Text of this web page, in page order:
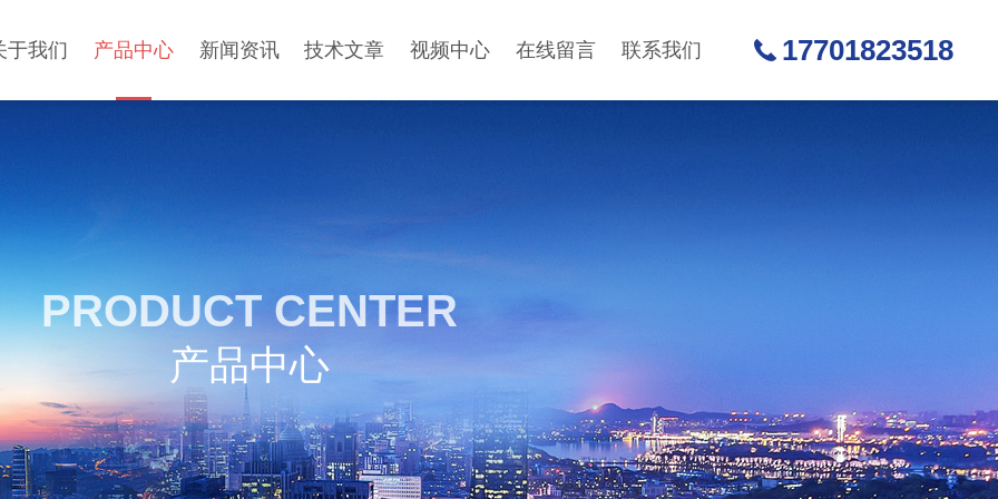
于我们 产品中心 新闻资讯 技术文章 视频中心 在线留言 联系我们 17701823518
PRODUCT CENTER
产品中心